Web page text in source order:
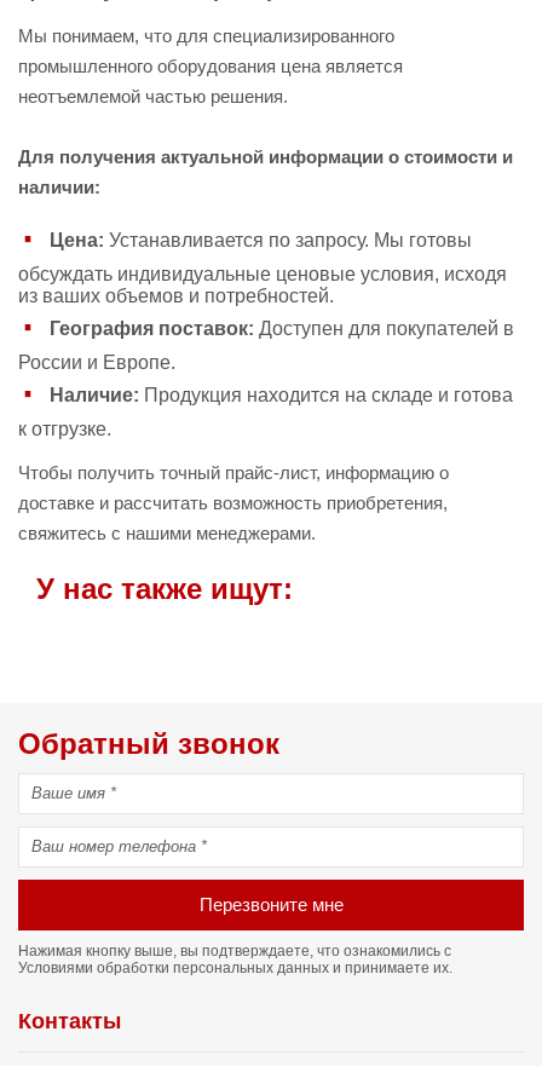
Мы понимаем, что для специализированного
промышленного оборудования цена является
неотъемлемой частью решения.
Для получения актуальной информации о стоимости и
наличии:
Цена: Устанавливается по запросу. Мы готовы
обсуждать индивидуальные ценовые условия, исходя
из ваших объемов и потребностей.
География поставок: Доступен для покупателей в
России и Европе.
Наличие: Продукция находится на складе и готова
к отгрузке.
Чтобы получить точный прайс-лист, информацию о
доставке и рассчитать возможность приобретения,
свяжитесь с нашими менеджерами.
У нас также ищут:
Обратный звонок
Перезвоните мне
Нажимая кнопку выше, вы подтверждаете, что ознакомились с
Условиями обработки персональных данных и принимаете их.
Контакты